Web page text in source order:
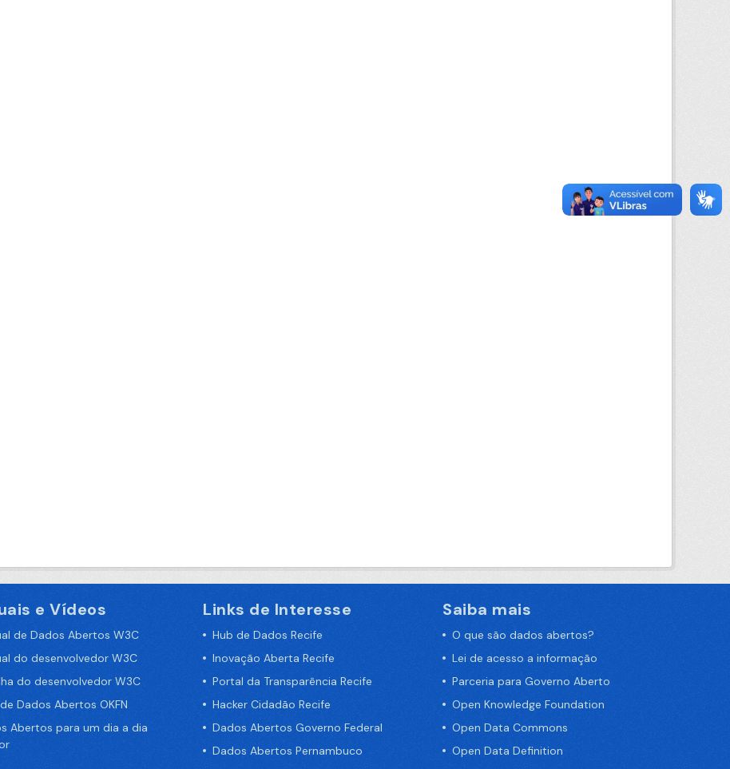
e Vídeos
de Dados Abertos W3C
do desenvolvedor W3C
do desenvolvedor W3C
Dados Abertos OKFN
Abertos para um dia a dia
Links de Interesse
Hub de Dados Recife
Inovação Aberta Recife
Portal da Transparência Recife
Hacker Cidadão Recife
Dados Abertos Governo Federal
Dados Abertos Pernambuco
Saiba mais
O que são dados abertos?
Lei de acesso a informação
Parceria para Governo Aberto
Open Knowledge Foundation
Open Data Commons
Open Data Definition